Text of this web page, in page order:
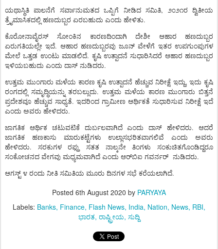
ಯಥಾಸ್ಥಿತಿ ಪಾಲನೆಗೆ ಸರ್ವಾನುಮತದ ಒಪ್ಪಿಗೆ ನೀಡಿದ ಸಮಿತಿ, ೨೦೨೧ರ
ದ್ವಿತೀಯ
ತ್ರೈಮಾಸಿಕದಲ್ಲಿ ಹಣದುಬ್ಬರ ಏರಬಹುದು ಎಂದು ಹೇಳಿತು.
ಕೊರೋನಾವೈರಸ್ ಸೋಂಕಿನ ಕಾರಣದಿಂದಾಗಿ ದೇಶೀ ಆಹಾರ
ಹಣದುಬ್ಬರ
ಏರುಗತಿಯಲ್ಲೇ ಇದೆ. ಆಹಾರ ಹಣದುಬ್ಬರವು ಜೂನ್ ವೇಳೆಗೆ ಇತರ ಉಪಗುಂಪುಗಳ
ಮೇಲೆ ಒತ್ತಡ ಉಂಟು ಮಾಡಲಿದೆ. ಕೃಷಿ ಉತ್ಪಾದನೆ ಸುಧಾರಿಸಿದರೆ ಆಹಾರ ಹಣದುಬ್ಬರ
ಇಳಿಯಬಹುದು ಎಂದು ದಾಸ್ ನುಡಿದರು.
ಉತ್ತಮ ಮುಂಗಾರು ಮಳೆಯ ಕಾರಣ ಕೃಷಿ ಉತ್ಪಾದನೆ ಹೆಚ್ಚುವ ನಿರೀಕ್ಷೆ ಇದ್ದು,ಇದು ಕೃಷಿ
ರಂಗದಲ್ಲಿ ಸಮೃದ್ಧಿಯನ್ನು ತರಬಲ್ಲುದು.ಉತ್ತಮ ಮಳೆಯ ಕಾರಣ ಮುಂಗಾರು ಬಿತ್ತನೆ
ಪ್ರದೇಶವೂ ಹೆಚ್ಚುವ ಸಾಧ್ಯತೆ. ಇದರಿಂದ ಗ್ರಾಮೀಣ ಆರ್ಥಿಕತೆ ಸುಧಾರಿಸುವ ನಿರೀಕ್ಷೆ ಇದೆ
ಎಂದು ಅವರು ಹೇಳಿದರು.
ಜಾಗತಿಕ ಆರ್ಥಿಕ ಚಟುವಟಿಕೆ ದುರ್ಬಲವಾಗಿದೆ ಎಂದು ದಾಸ್ ಹೇಳಿದರು.ಆದರೆ
ಜಾಗತಿಕ
ಹಣಕಾಸು ಮಾರುಕಟ್ಟೆಗಳು ಉಲ್ಲಾಸಭರಿತವಾಗಲಿವೆ ಎಂದು
ಅವರು
ಹೇಳಿದರು. ಸರಕುಗಳ ರಫ್ತು ಸತತ ನಾಲ್ಕನೇ ತಿಂಗಳು
ಸಂಕುಚಿತಗೊಂಡಿದ್ದರೂ
ಸಂಕೋಚನದ ವೇಗವು ಮಧ್ಯಮವಾಗಿದೆ ಎಂದು ಆರ್‌ಬಿಐ ಗವರ್ನರ್ ನುಡಿದರು.
ಆಗಸ್ಟ್ ೪ ರಂದು ನೀತಿ ಸಮಿತಿಯ ಮೂರು ದಿನಗಳ ಸಭೆ ಕರೆಯಲಾಗಿದೆ.
Posted 6th August 2020 by PARYAYA
Labels: Banks Finance Flash News India Nation News RBI
ಭಾರತ ರಾಷ್ಟ್ರೀಯ ಸುದ್ದಿ